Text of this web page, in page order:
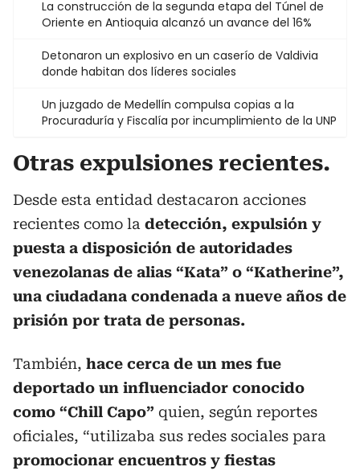
La construcción de la segunda etapa del Túnel de
Oriente en Antioquia alcanzó un avance del 16%
Detonaron un explosivo en un caserío de Valdivia
donde habitan dos líderes sociales
Un juzgado de Medellín compulsa copias a la
Procuraduría y Fiscalía por incumplimiento de la UNP
Otras expulsiones recientes.
Desde esta entidad destacaron acciones
recientes como la detección, expulsión y
puesta a disposición de autoridades
venezolanas de alias “Kata” o “Katherine”,
una ciudadana condenada a nueve años de
prisión por trata de personas.
También, hace cerca de un mes fue
deportado un influenciador conocido
como “Chill Capo” quien, según reportes
oficiales, “utilizaba sus redes sociales para
promocionar encuentros y fiestas